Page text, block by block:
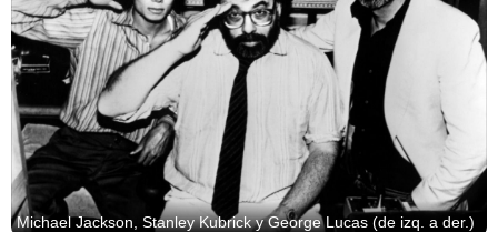
Michael Jackson, Stanley Kubrick y George Lucas (de izq. a der.)